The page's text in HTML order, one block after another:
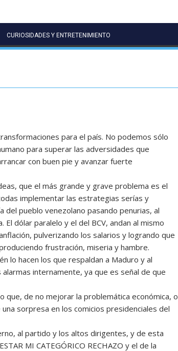
CURIOSIDADES Y ENTRETENIMIENTO
para el país. No podemos sólo
para superar las adversidades que
con buen pie y avanzar fuerte
que el más grande y grave problema es el
implementar las estrategias serías y
del pueblo venezolano pasando penurias, al
dólar paralelo y el del BCV, andan al mismo
pulverizando los salarios y logrando que
frustración, miseria y hambre.
lo hacen los que respaldan a Maduro y al
internamente, ya que es señal de que
de no mejorar la problemática económica, o
sorpresa en los comicios presidenciales del
al partido y los altos dirigentes, y de esta
MI CATEGÓRICO RECHAZO y el de la